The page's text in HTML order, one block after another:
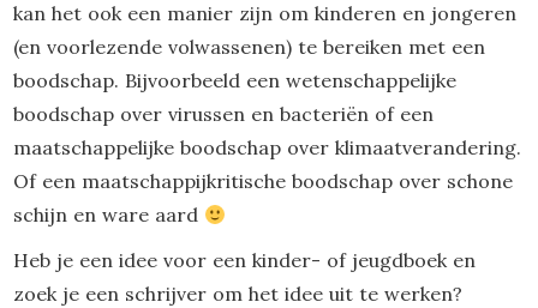
kan het ook een manier zijn om kinderen en jongeren
(en voorlezende volwassenen) te bereiken met een
boodschap. Bijvoorbeeld een wetenschappelijke
boodschap over virussen en bacteriën of een
maatschappelijke boodschap over klimaatverandering.
Of een maatschappijkritische boodschap over schone
schijn en ware aard
Heb je een idee voor een kinder- of jeugdboek en
zoek je een schrijver om het idee uit te werken?